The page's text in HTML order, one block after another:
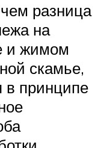
разница
на
и жимом
скамье,
в принципе